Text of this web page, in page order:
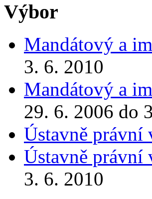
Výbor
Mandátový a
3. 6. 2010
Mandátový a
29. 6. 2006 do
Ústavně právní
Ústavně právní
3. 6. 2010